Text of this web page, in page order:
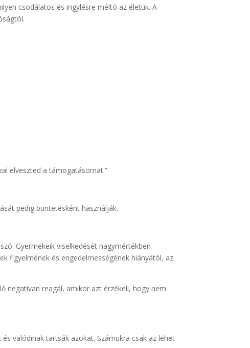
csodálatos és irigylésre méltó az életük. A
elveszted a támogatásomat.”
pedig büntetésként használják.
Gyermekeik viselkedését nagymértékben
figyelmének és engedelmességének hiányától, az
negatívan reagál, amikor azt érzékeli, hogy nem
valódinak tartsák azokat. Számukra csak az lehet